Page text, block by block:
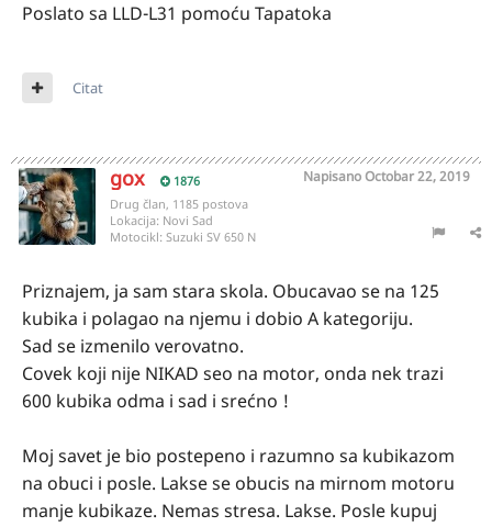
Poslato sa LLD-L31 pomoću Tapatoka
Citat
gox 1876 NapisanoOctobar 22, 2019
Drug član, 1185 postova
Lokacija: Novi Sad
Motocikl: Suzuki SV 650 N
Priznajem, ja sam stara skola. Obucavao se na 125
kubika i polagao na njemu i dobio A kategoriju.
Sad se izmenilo verovatno.
Covek koji nije NIKAD seo na motor, onda nek trazi
600 kubika odma i sad i srećno !
Moj savet je bio postepeno i razumno sa kubikazom
na obuci i posle. Lakse se obucis na mirnom motoru
manje kubikaze. Nemas stresa. Lakse. Posle kupuj